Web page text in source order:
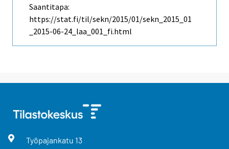
Saantitapa:
https://stat.fi/til/sekn/2015/01/sekn_2015_01
_2015-06-24_laa_001_fi.html
Työpajankatu 13